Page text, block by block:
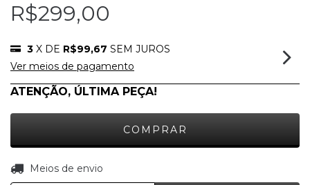
R$299,00
3 X DE R$99,67 SEM JUROS
Ver meios de pagamento
ATENÇÃO, ÚLTIMA PEÇA!
Entregas para o CEP:
Meios de envio